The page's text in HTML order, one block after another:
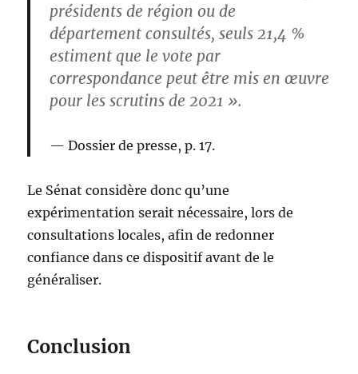
présidents de région ou de
département consultés, seuls 21,4 %
estiment que le vote par
correspondance peut être mis en œuvre
pour les scrutins de 2021 ».
Dossier de presse, p. 17.
Le Sénat considère donc qu’une
expérimentation serait nécessaire, lors de
consultations locales, afin de redonner
confiance dans ce dispositif avant de le
généraliser.
Conclusion